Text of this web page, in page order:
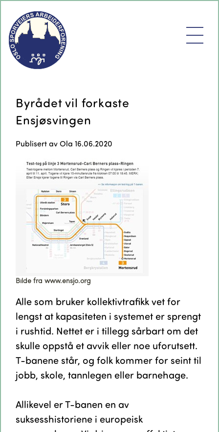
Byrådet vil forkaste
Ensjøsvingen
Publisert avOla 16.06.2020
Bilde fra www.ensjo.org
Alle som bruker kollektivtrafikk vet for
lengst at kapasiteten i systemet er sprengt
i rushtid. Nettet er i tillegg sårbart om det
skulle oppstå et avvik eller noe uforutsett.
T-banene står, og folk kommer for seint til
jobb, skole, tannlegen eller barnehage.
Allikevel er T-banen en av
suksesshistoriene i europeisk